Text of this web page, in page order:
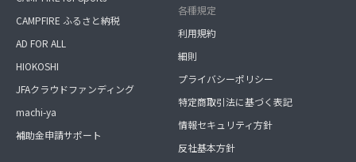
CAMPFIRE ふるさと納税
AD FOR ALL
HIOKOSHI
JFAクラウドファンディング
machi-ya
補助金申請サポート
各種規定
利用規約
細則
プライバシーポリシー
特定商取引法に基づく表記
情報セキュリティ方針
反社基本方針